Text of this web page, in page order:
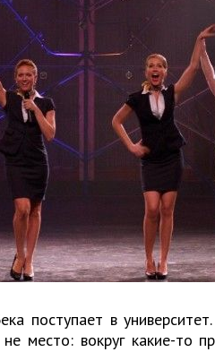
поступает в
место: вокруг какие-то